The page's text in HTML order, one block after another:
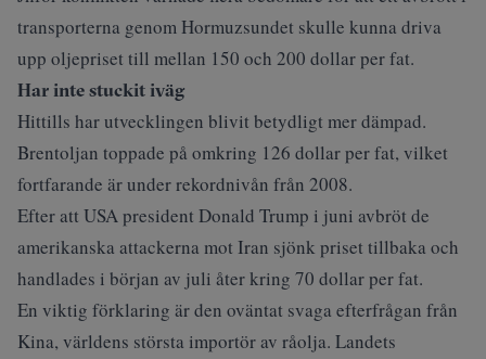
transporterna genom Hormuzsundet skulle kunna driva
upp oljepriset till mellan 150 och 200 dollar per fat.
Har inte stuckit iväg
Hittills har utvecklingen blivit betydligt mer dämpad.
Brentoljan toppade på omkring 126 dollar per fat, vilket
fortfarande är under rekordnivån från 2008.
Efter att USA president Donald Trump i juni avbröt de
amerikanska attackerna mot Iran sjönk priset tillbaka och
handlades i början av juli åter kring 70 dollar per fat.
En viktig förklaring är den oväntat svaga efterfrågan från
Kina, världens största importör av råolja. Landets